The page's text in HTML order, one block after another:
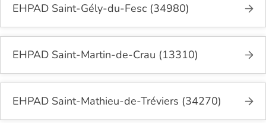
EHPAD Saint-Gély-du-Fesc (34980)
EHPAD Saint-Martin-de-Crau (13310)
EHPAD Saint-Mathieu-de-Tréviers (34270)